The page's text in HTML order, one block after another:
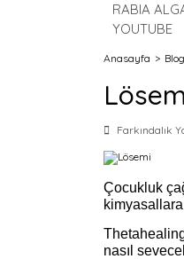
RABIA
YOUTUBE
Anasayfa
Farkındalık
Çocukluk
nasıl